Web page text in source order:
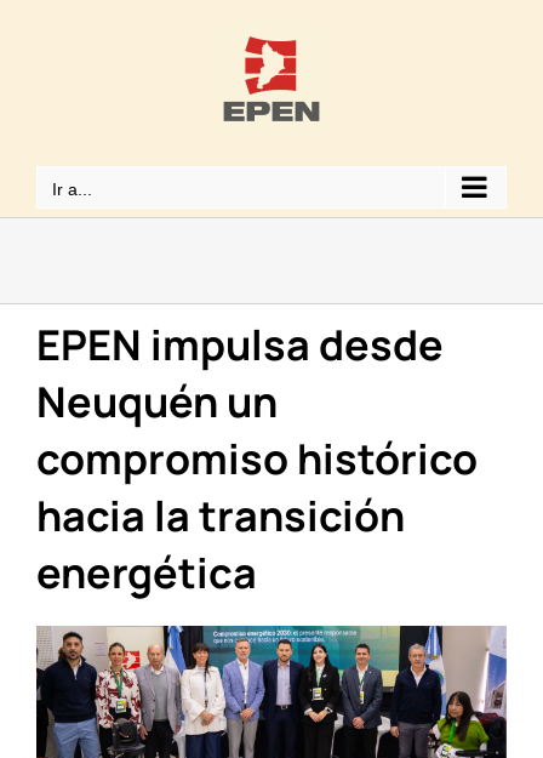
Ir a...
EPEN impulsa desde
Neuquén un
compromiso histórico
hacia la transición
energética